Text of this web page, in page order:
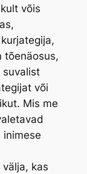
võis
tõenäosus,
suvalist
või
Mis me
inimese
kas